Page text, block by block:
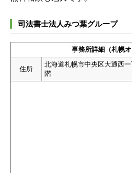
司法書士法人みつ葉グループ
事務所詳細（札幌オ
住所
北海道札幌市中央区大通西
階